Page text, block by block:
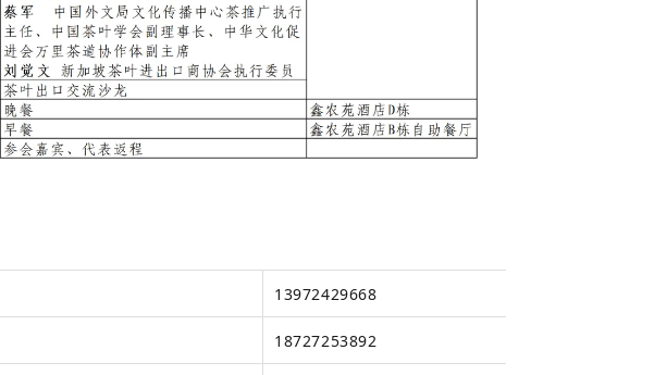
13972429668
18727253892